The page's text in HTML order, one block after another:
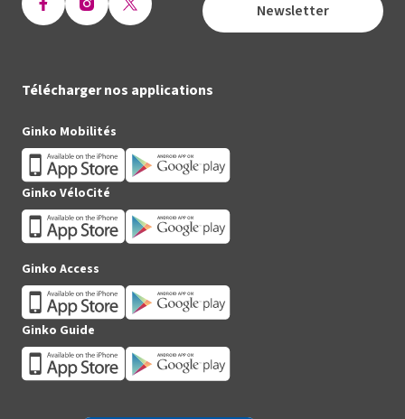
OuvrirOuvrir Ouvrir
(Twitter)
Newsletter
Télécharger nos applications
Ginko Mobilités
Ginko VéloCité
Ginko Access
Ginko Guide